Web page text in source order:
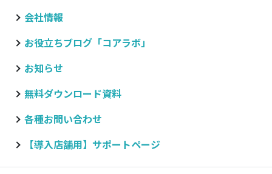
会社情報
お役立ちブログ 「コアラボ」
お知らせ
無料ダウンロード資料
各種お問い合わせ
【導入店舗用】サポートページ